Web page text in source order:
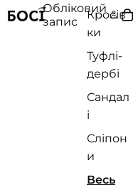
Кросів
ки
Туфлі-
дербі
Сандал
і
Сліпон
и
Весь
Обліковий
запис